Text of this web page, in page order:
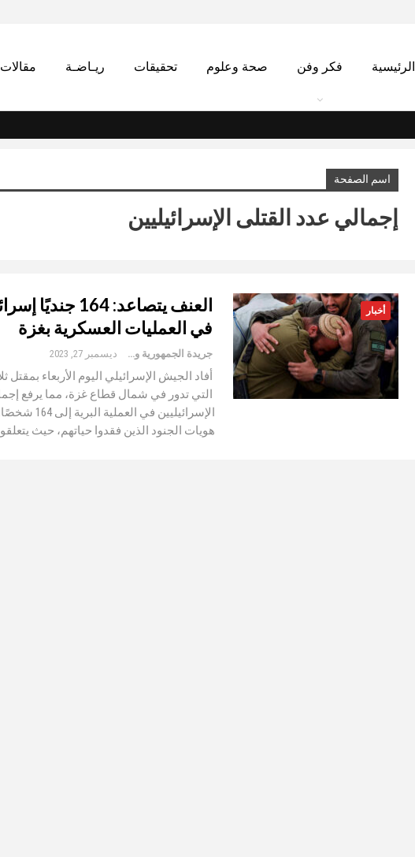
الرئيسية فكر وفن صحة وعلوم تحقيقات ريـاضـة مقالات
اسم الصفحة
إجمالي عدد القتلى الإسرائيليين
أخبار
العنف يتصاعد:
في العمليات العسكرية بغزة
جريدة الجمهورية والعالم ديسمبر 27, 2023
أفاد الجيش الإسرائيلي اليوم الأربعاء بمقتل
التي تدور في شمال قطاع غزة، مما يرفع
هويات الجنود الذين فقدوا حياتهم، حيث